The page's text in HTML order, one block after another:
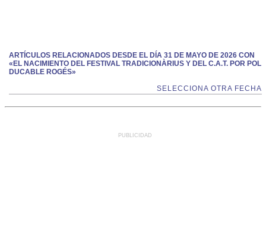
ARTÍCULOS RELACIONADOS DESDE EL DÍA 31 DE MAYO DE 2026 CON
«EL NACIMIENTO DEL FESTIVAL TRADICIONÀRIUS Y DEL C.A.T. POR POL
DUCABLE ROGÉS»
SELECCIONA OTRA FECHA
PUBLICIDAD